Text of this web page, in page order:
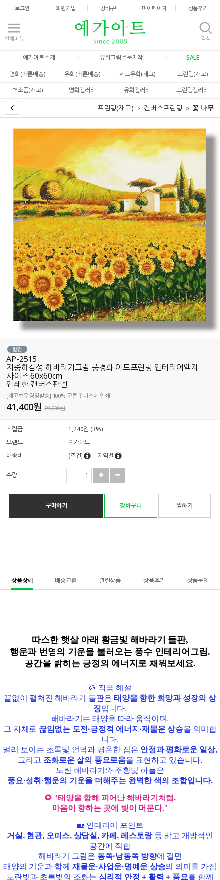
로그인 회원가입 장바구니 마이페이지 상품후기
전체메뉴 검색
예가아트소개 유화그림주문제작
SALE
명화(빠른배송)
유화(빠른배송) 세트유화(재고)
프린팅(재고)
벽소품(재고)
명화갤러리 유화갤러리 프린팅갤러리
프린팅(재고) 캔버스프린팅 꽃 나무
AP-2515
지중해감성 해바라기그림 풍경화 아트프린팅 인테리어액자
사이즈 60x60cm
인쇄한 캔버스판넬
[재고보유 당일발송] 100% 코튼 캔버스에 인쇄
41,400원69,000원
적립금
1,240원 (3%)
브랜드
예가아트
배송비
(조건) 지역별
수량
구매하기 장바구니 찜하기
상품상세 배송교환 관련상품 상품후기 상품문의
따스한 햇살 아래 황금빛 해바라기 들판,
행운과 번영의 기운을 불러오는 풍수 인테리어그림.
공간을 밝히는 긍정의 에너지로 채워보세요.
🎨 작품 해설
끝없이 펼쳐진 해바라기 들판은 태양을 향한 희망과 성장의 상
징입니다.
해바라기는 태양을 따라 움직이며,
그 자체로 끊임없는 도전·긍정적 에너지·재물운 상승을 의미합
니다.
멀리 보이는 초록빛 언덕과 평온한 집은 안정과 평화로운 일상,
그리고 조화로운 삶의 풍요로움을 표현하고 있습니다.
노란 해바라기와 주황빛 하늘은
풍요·성취·행운의 기운을 더해주는 완벽한 색의 조합입니다.
🌻 “태양을 향해 피어난 해바라기처럼,
마음이 향하는 곳에 빛이 머문다.”
🏡 인테리어 포인트
거실, 현관, 오피스, 상담실, 카페, 레스토랑 등 밝고 개방적인
공간에 적합
해바라기 그림은 동쪽·남동쪽 방향에 걸면
태양의 기운과 함께 재물운·사업운·명예운 상승의 의미를 가짐
노란빛과 초록빛의 조화는 심리적 안정 + 활력 + 풍요를 함께